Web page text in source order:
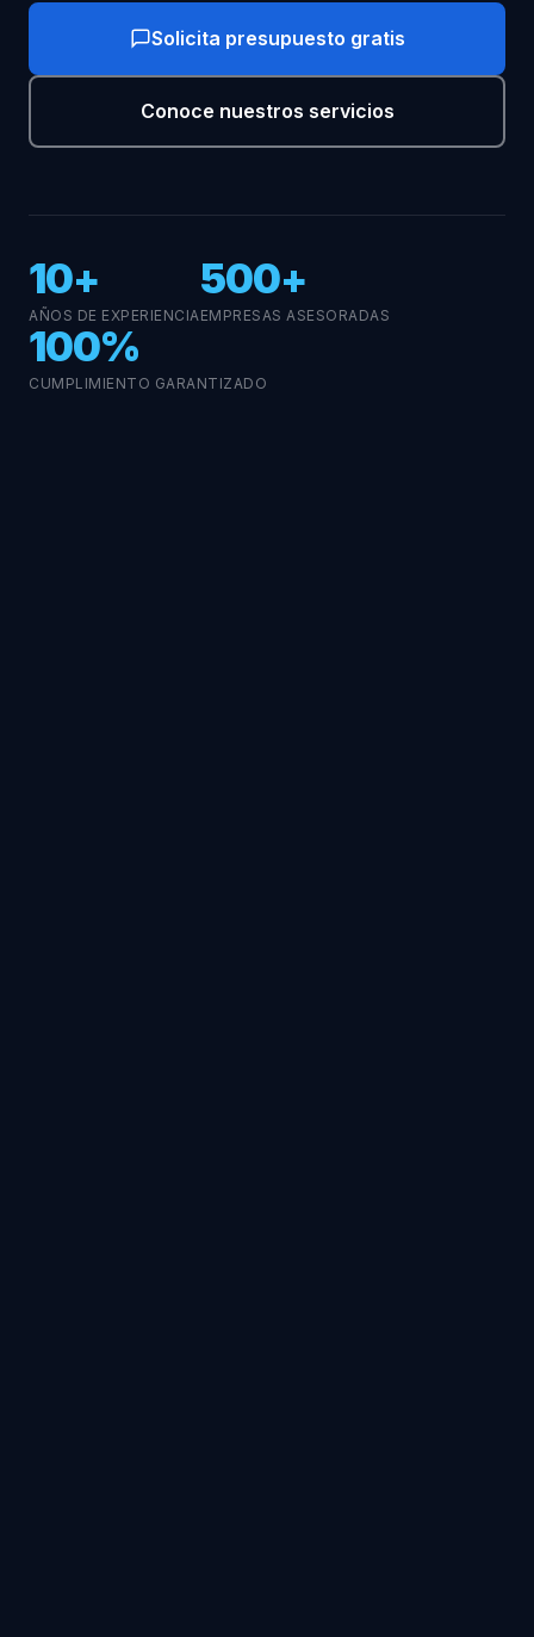
Solicita presupuesto gratis
Conoce nuestros servicios
10+
AÑOS DE EXPERIENCIA
500+
EMPRESAS ASESORADAS
100%
CUMPLIMIENTO GARANTIZADO